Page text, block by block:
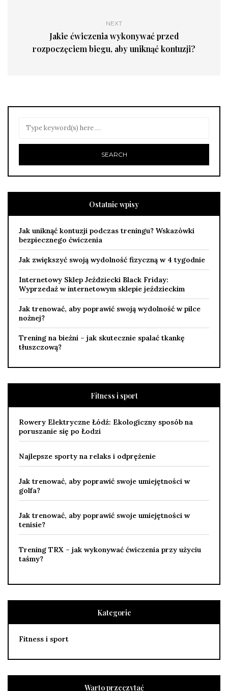
NEXT
Jakie ćwiczenia wykonywać przed
rozpoczęciem biegu, aby uniknąć kontuzji?
Ostatnie wpisy
Jak uniknąć kontuzji podczas treningu? Wskazówki
bezpiecznego ćwiczenia
Jak zwiększyć swoją wydolność fizyczną w 4 tygodnie
Internetowy Sklep Jeździecki Black Friday:
Wyprzedaż w internetowym sklepie jeździeckim
Jak trenować, aby poprawić swoją wydolność w pilce
nożnej?
Trening na bieżni – jak skutecznie spalać tkankę
tłuszczową?
Fitness i sport
Rowery Elektryczne Łódź: Ekologiczny sposób na
poruszanie się po Łodzi
Najlepsze sporty na relaks i odprężenie
Jak trenować, aby poprawić swoje umiejętności w
golfa?
Jak trenować, aby poprawić swoje umiejętności w
tenisie?
Trening TRX – jak wykonywać ćwiczenia przy użyciu
taśmy?
Kategorie
Fitness i sport
Warto przeczytać